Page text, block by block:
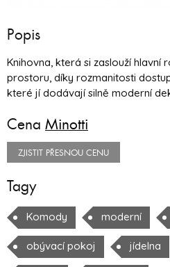
Popis
Knihovna, která si zaslouží hlavní
prostoru, díky rozmanitosti
které jí dodávají silně moderní
Cena Minotti
ZJISTIT PŘESNOU CENU
Tagy
Komody moderní
obývací pokoj jídelna